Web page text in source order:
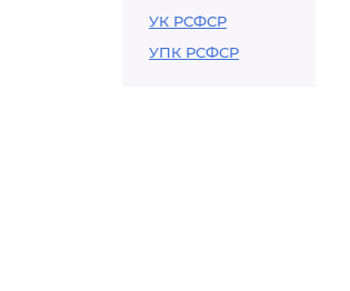
УК РСФСР
УПК РСФСР